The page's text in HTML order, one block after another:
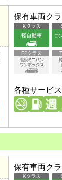
保有車両ク
各種サービス
保有車両ク